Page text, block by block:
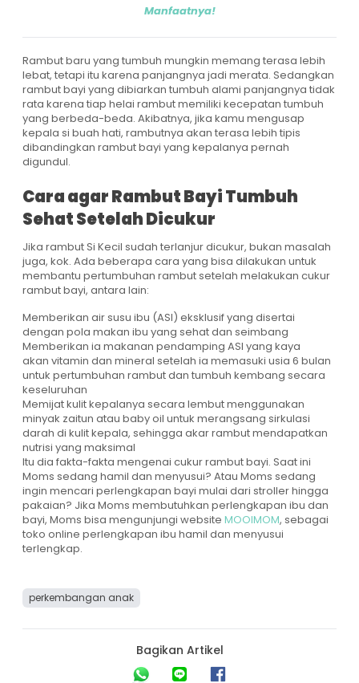
Manfaatnya!
Rambut baru yang tumbuh mungkin memang terasa lebih
lebat, tetapi itu karena panjangnya jadi merata. Sedangkan
rambut bayi yang dibiarkan tumbuh alami panjangnya tidak
rata karena tiap helai rambut memiliki kecepatan tumbuh
yang berbeda-beda. Akibatnya, jika kamu mengusap
kepala si buah hati, rambutnya akan terasa lebih tipis
dibandingkan rambut bayi yang kepalanya pernah
digundul.
Cara agar Rambut Bayi Tumbuh
Sehat Setelah Dicukur
Jika rambut Si Kecil sudah terlanjur dicukur, bukan masalah
juga, kok. Ada beberapa cara yang bisa dilakukan untuk
membantu pertumbuhan rambut setelah melakukan cukur
rambut bayi, antara lain:
Memberikan air susu ibu (ASI) eksklusif yang disertai
dengan pola makan ibu yang sehat dan seimbang
Memberikan ia makanan pendamping ASI yang kaya
akan vitamin dan mineral setelah ia memasuki usia 6 bulan
untuk pertumbuhan rambut dan tumbuh kembang secara
keseluruhan
Memijat kulit kepalanya secara lembut menggunakan
minyak zaitun atau baby oil untuk merangsang sirkulasi
darah di kulit kepala, sehingga akar rambut mendapatkan
nutrisi yang maksimal
Itu dia fakta-fakta mengenai cukur rambut bayi. Saat ini
Moms sedang hamil dan menyusui? Atau Moms sedang
ingin mencari perlengkapan bayi mulai dari stroller hingga
pakaian? Jika Moms membutuhkan perlengkapan ibu dan
bayi, Moms bisa mengunjungi website MOOIMOM, sebagai
toko online perlengkapan ibu hamil dan menyusui
terlengkap.
perkembangan anak
Bagikan Artikel